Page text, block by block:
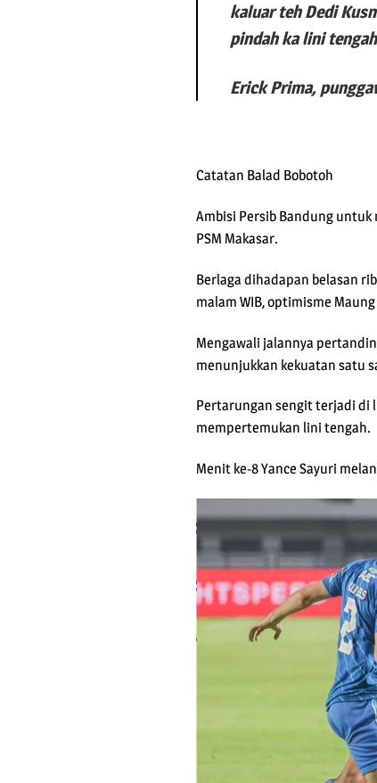
kaluar teh Dedi
pindah ka lini
Erick Prima,
Catatan Balad Bobotoh
Ambisi Persib Bandung untuk
PSM Makasar.
Berlaga dihadapan belasan
malam WIB, optimisme
Mengawali jalannya
menunjukkan kekuatan satu
Pertarungan sengit terjadi di
mempertemukan lini tengah.
Menit ke-8 Yance Sayuri